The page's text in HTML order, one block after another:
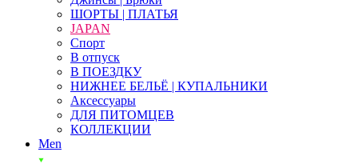
ШОРТЫ | ПЛАТЬЯ
JAPAN
Спорт
В отпуск
В ПОЕЗДКУ
НИЖНЕЕ БЕЛЬЁ | КУПАЛЬНИКИ
Аксессуары
ДЛЯ ПИТОМЦЕВ
КОЛЛЕКЦИИ
Men